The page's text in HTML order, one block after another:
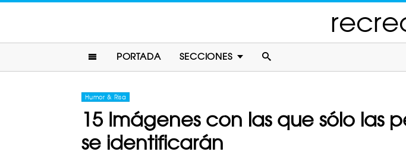
PORTADA SECCIONES
Humor & Risa
15 Imágenes con las que sólo las
se identificarán